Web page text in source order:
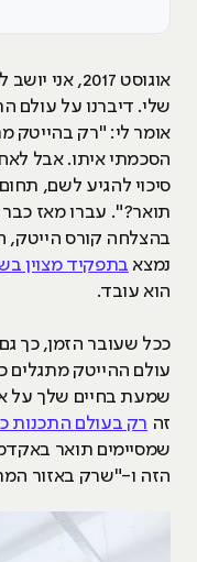
אוגוסט
שלי. דיברנו על עולם
אומר לי: "רק בהייטק
הסכמתי איתו. אבל
סיכוי להגיע לשם,
תואר?". עברו מאז
בהצלחה קורס הייטק,
נמצא בתפקיד מצוין
הוא עובד.
ככל שעובר הזמן, כך
עולם ההייטק מתגלים
שמעת בחיים שלך על
זה רק בעולם התכנות
שמסיימים תואר
הזה ו-"שרק באזור